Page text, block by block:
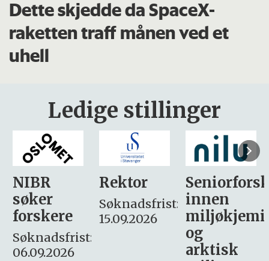
Dette skjedde da SpaceX-
raketten traff månen ved et
uhell
Ledige stillinger
Rektor
Søknadsfrist:
15.09.2026
Seniorforsker
innen
miljøkjemi
søker
– fast
Søknadsfrist: